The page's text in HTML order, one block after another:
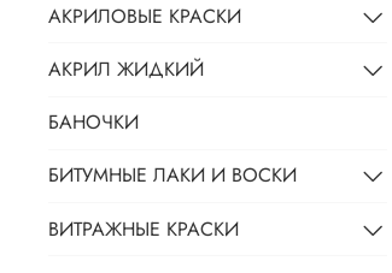
АКРИЛОВЫЕ КРАСКИ
АКРИЛ ЖИДКИЙ
БАНОЧКИ
БИТУМНЫЕ ЛАКИ И ВОСКИ
ВИТРАЖНЫЕ КРАСКИ